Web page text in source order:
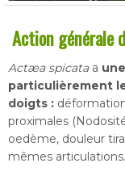
Action générale
Actæa spicataa
particulièrement
doigts :
proximales
oedème, douleur
mêmes articulations.